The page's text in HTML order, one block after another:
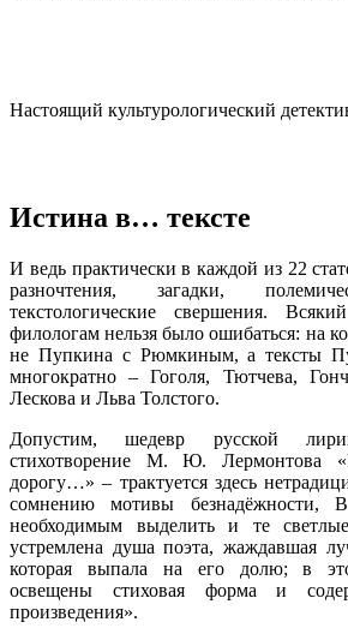
Настоящий культурологический
Истина в… тексте
И ведь практически в каждой из 22
разночтения, загадки,
текстологические свершения.
филологам нельзя было ошибаться: на
не Пупкина с Рюмкиным, а тексты
многократно – Гоголя, Тютчева,
Лескова и Льва Толстого.
Допустим, шедевр русской
стихотворение М. Ю. Лермонтова
дорогу…» – трактуется здесь
сомнению мотивы
необходимым выделить и те
устремлена душа поэта, жаждавшая
которая выпала на его долю; в
освещены стиховая форма и
произведения».